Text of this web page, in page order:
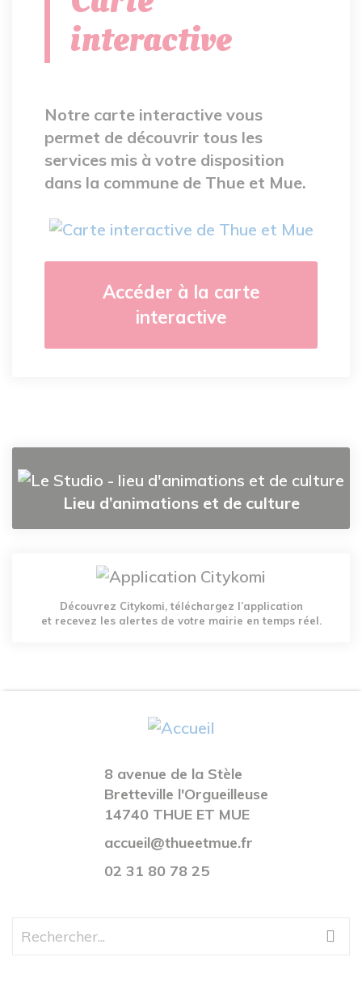
interactive
Notre carte interactive vous
permet de découvrir tous les
services mis à votre disposition
dans la commune de Thue et Mue.
Accéder à la carte
interactive
Lieu d’animations et de culture
Découvrez Citykomi, téléchargez l’application
et recevez les alertes de votre mairie en temps réel.
8 avenue de la Stèle
Bretteville l'Orgueilleuse
14740 THUE ET MUE
accueil@thueetmue.fr
02 31 80 78 25